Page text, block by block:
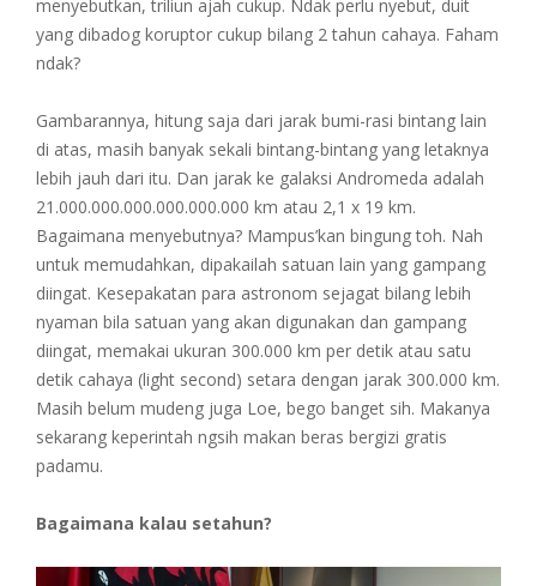
menyebutkan, triliun ajah cukup. Ndak perlu nyebut, duit
yang dibadog koruptor cukup bilang 2 tahun cahaya. Faham
ndak?
Gambarannya, hitung saja dari jarak bumi-rasi bintang lain
di atas, masih banyak sekali bintang-bintang yang letaknya
lebih jauh dari itu. Dan jarak ke galaksi Andromeda adalah
21.000.000.000.000.000.000 km atau 2,1 x 19 km.
Bagaimana menyebutnya? Mampus’kan bingung toh. Nah
untuk memudahkan, dipakailah satuan lain yang gampang
diingat. Kesepakatan para astronom sejagat bilang lebih
nyaman bila satuan yang akan digunakan dan gampang
diingat, memakai ukuran 300.000 km per detik atau satu
detik cahaya (light second) setara dengan jarak 300.000 km.
Masih belum mudeng juga Loe, bego banget sih. Makanya
sekarang keperintah ngsih makan beras bergizi gratis
padamu.
Bagaimana kalau setahun?